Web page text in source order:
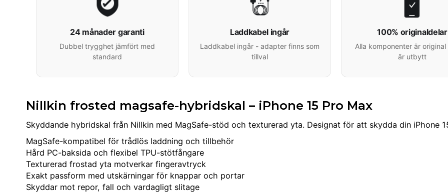
24 månader garanti
Dubbel trygghet jämfört med
standard
Laddkabel ingår
Laddkabel ingår - adapter finns som
tillval
100% originaldelar
Alla komponenter är
är utbytt
Nillkin frosted magsafe-hybridskal – iPhone 15 Pro Max
Skyddande hybridskal från Nillkin med MagSafe-stöd och texturerad yta. Designat för att skydda din iPhone
MagSafe-kompatibel för trådlös laddning och tillbehör
Hård PC-baksida och flexibel TPU-stötfångare
Texturerad frostad yta motverkar fingeravtryck
Exakt passform med utskärningar för knappar och portar
Skyddar mot repor, fall och vardagligt slitage